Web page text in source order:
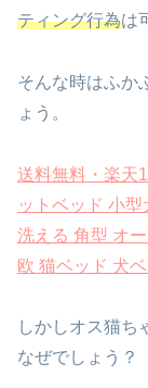
ティング行為は
そんな時はふか
ょう。
送料無料・楽
ットベッド 小
洗える 角型 オ
欧 猫ベッド 犬
しかしオス猫ち
なぜでしょう？